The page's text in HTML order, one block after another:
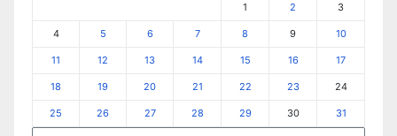
1 2 3
4 5 6 7 8 9 10
11 12 13 14 15 16 17
18 19 20 21 22 23 24
25 26 27 28 29 30 31